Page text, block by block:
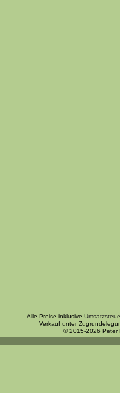
Alle Preise inklusive
Verkauf unter
© 2015-2026 Peter